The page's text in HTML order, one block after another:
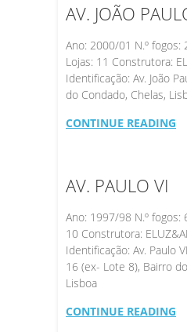
AV. JOÃO
Ano: 2000/01 N.º fogos:
Lojas: 11 Construtora:
Identificação: Av. João
do Condado, Chelas,
CONTINUE READING
AV. PAULO VI
Ano: 1997/98 N.º fogos:
10 Construtora:
Identificação: Av. Paulo
16 (ex- Lote 8), Bairro
Lisboa
CONTINUE READING